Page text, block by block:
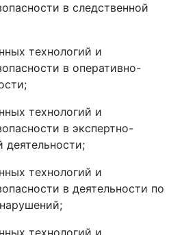
в следственной
технологий и
в оперативно-
технологий и
в экспертно-
деятельности;
технологий и
в деятельности по
технологий и